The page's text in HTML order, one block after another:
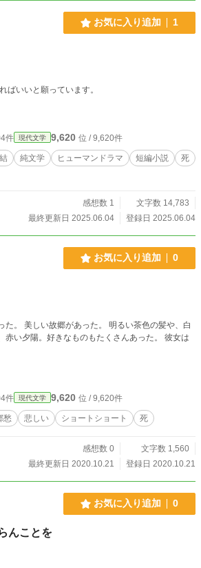
お気に入り追加 1
ばいいと願っています。
件 現代文学 9,620 位 / 9,620件
純文学 ヒューマンドラマ 短編小説
死
感想数 1
文字数 14,783
最終更新日 2025.06.04
登録日 2025.06.04
お気に入り追加 0
た。 美しい故郷があった。 明るい茶色の髪や、白
赤い夕陽。好きなものもたくさんあった。 彼女は
件 現代文学 9,620 位 / 9,620件
愁 悲しい ショートショート 死
感想数 0
文字数 1,560
最終更新日 2020.10.21
登録日 2020.10.21
お気に入り追加 0
んことを